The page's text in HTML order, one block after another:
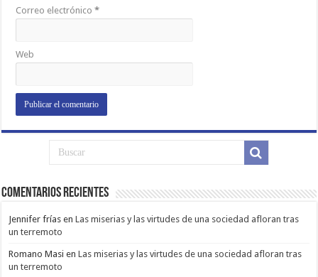
Correo electrónico*
Web
Comentarios Recientes
Jennifer frías enLas miserias y las virtudes de una sociedad afloran tras
un terremoto
Romano Masi enLas miserias y las virtudes de una sociedad afloran tras
un terremoto